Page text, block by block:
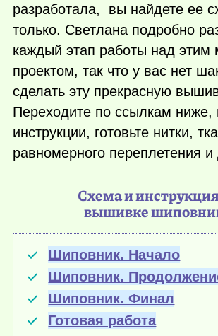
разработала, вы найдете ее
только. Светлана подробно
каждый этап работы над этим
проектом, так что у вас нет
сделать эту прекрасную
Переходите по ссылкам ниже,
инструкции, готовьте нитки,
равномерного переплетения и
Схема и
вышивке
Шиповник. Начало
Шиповник.
Шиповник. Финал
Готовая работа